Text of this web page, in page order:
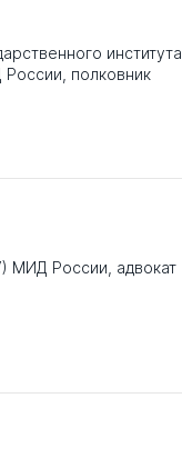
института
полковник
МИД России, адвокат